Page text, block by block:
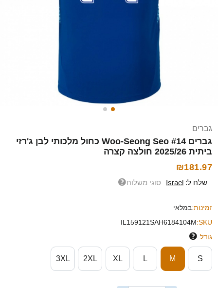
גברים
גברים Woo-Seong Seo #14 כחול מלכותי לבן ג'רזי
ביתית 2025/26 חולצה קצרה
₪181.97
שלח ל: Israel סוגי משלוח
זמינות:במלאי
SKU:
IL159121SAH6184104M
גודל
S
M
L
XL
2XL
3XL